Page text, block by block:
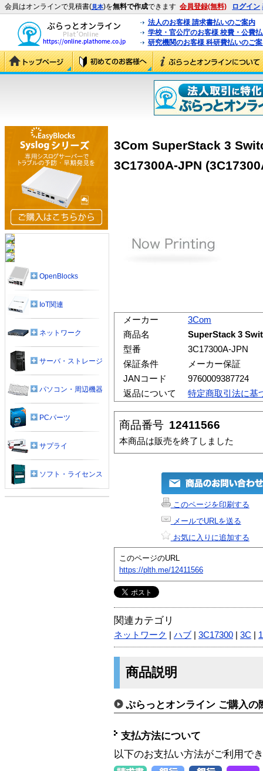
会員はオンラインで見積書(見本)を無料で作成できます 会員登録(無料) ログイン
法人のお客様 請求書払いのご案内
学校・官公庁のお客様 校費・公費
研究機関のお客様 科研費払いのご
3Com SuperStack 3
3C17300A-JPN
メーカー
3Com
商品名
SuperStack 3
型番
3C17300A-JPN
保証条件
メーカー保証
JANコード
9760009387724
返品について
特定商取引法に基
商品番号 12411566
本商品は販売を終了しました
このページを印刷する
メールでURLを送る
お気に入りに追加する
このページのURL
https://plth.me/12411566
関連カテゴリ
ネットワーク ハブ 3C17300 3C
商品説明
ぷらっとオンライン ご購入の
支払方法について
以下のお支払い方法がご利用で
OpenBlocks
IoT関連
ネットワーク
サーバ・ストレージ
パソコン・周辺機器
PCパーツ
サプライ
ソフト・ライセンス